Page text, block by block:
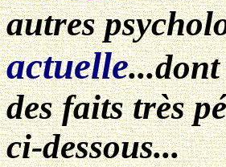
autres
actuelle
des faits très
ci-dessous...